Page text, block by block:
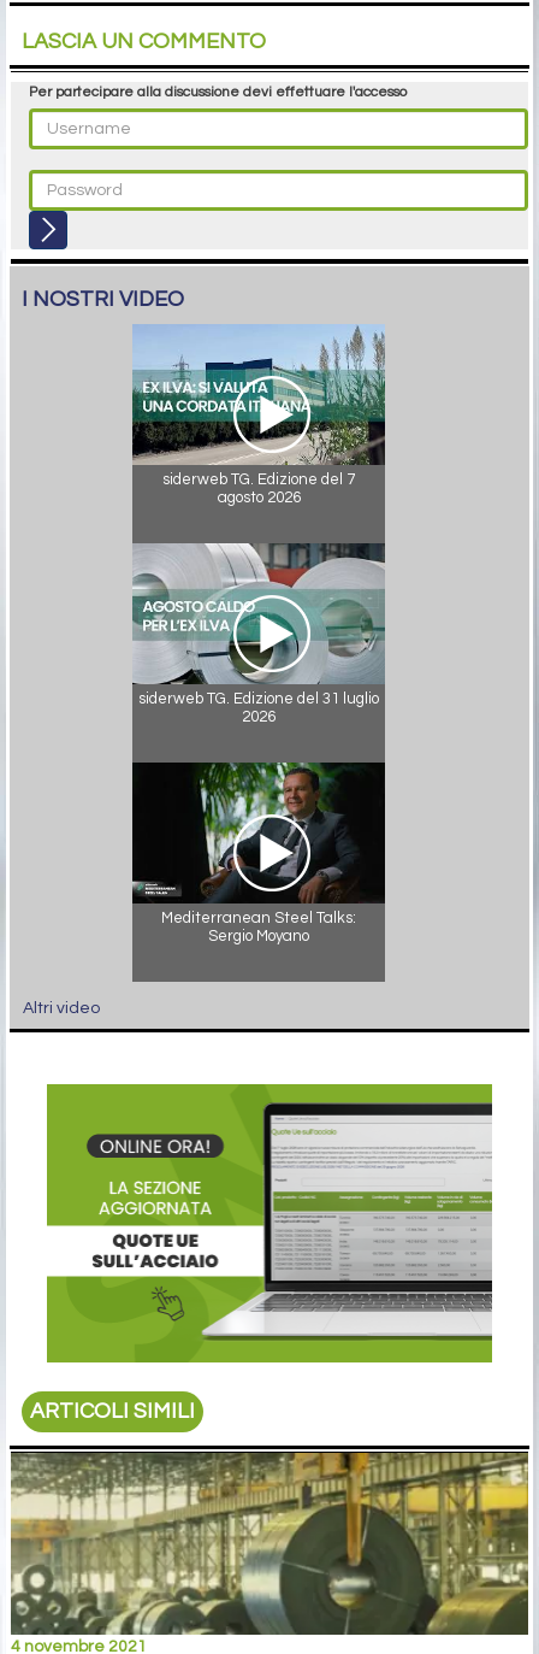
LASCIA UN COMMENTO
Per partecipare alla discussione devi effettuare l'accesso
I NOSTRI VIDEO
siderweb TG. Edizione del 7
agosto 2026
siderweb TG. Edizione del 31 luglio
2026
Mediterranean Steel Talks:
Sergio Moyano
Altri video
ARTICOLI SIMILI
4 novembre 2021